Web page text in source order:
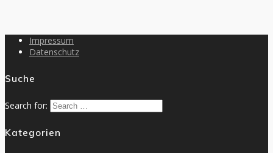
Impressum
Datenschutz
Suche
Search for:
Kategorien